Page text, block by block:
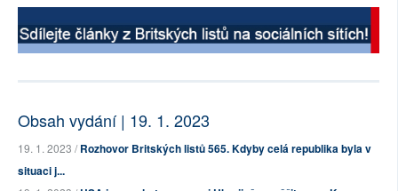
Obsah vydání | 19. 1. 2023
19. 1. 2023 /Rozhovor Britských listů 565. Kdyby celá republika byla v
situaci j...